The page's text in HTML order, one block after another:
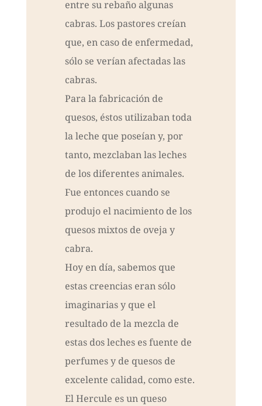
entre su rebaño algunas
cabras. Los pastores creían
que, en caso de enfermedad,
sólo se verían afectadas las
cabras.
Para la fabricación de
quesos, éstos utilizaban toda
la leche que poseían y, por
tanto, mezclaban las leches
de los diferentes animales.
Fue entonces cuando se
produjo el nacimiento de los
quesos mixtos de oveja y
cabra.
Hoy en día, sabemos que
estas creencias eran sólo
imaginarias y que el
resultado de la mezcla de
estas dos leches es fuente de
perfumes y de quesos de
excelente calidad, como este.
El Hercule es un queso